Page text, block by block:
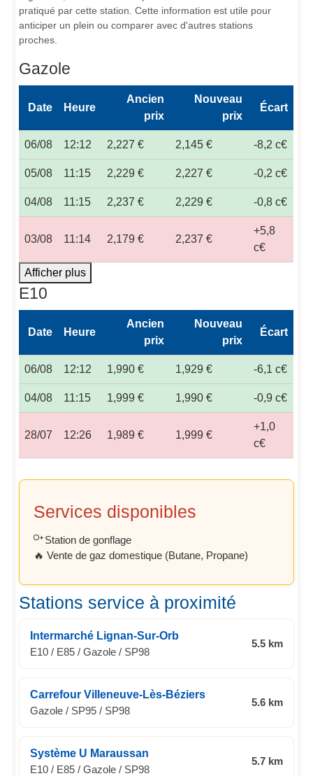
pratiqué par cette station. Cette information est utile pour
anticiper un plein ou comparer avec d'autres stations
proches.
Gazole
Date Heure
Ancien
prix
Nouveau
prix
Écart
06/08 12:12 2,227 € 2,145 € -8,2 c€
05/08 11:15 2,229 € 2,227 € -0,2 c€
04/08 11:15 2,237 € 2,229 € -0,8 c€
03/08 11:14 2,179 € 2,237 €
+5,8
c€
Afficher plus
E10
Date Heure
Ancien
prix
Nouveau
prix
Écart
06/08 12:12 1,990 € 1,929 € -6,1 c€
04/08 11:15 1,999 € 1,990 € -0,9 c€
28/07 12:26 1,989 € 1,999 €
+1,0
c€
Services disponibles
Station de gonflage
🔥 Vente de gaz domestique (Butane, Propane)
Stations service à proximité
Intermarché Lignan-Sur-Orb
E10 / E85 / Gazole / SP98
5.5 km
Carrefour Villeneuve-Lès-Béziers
Gazole / SP95 / SP98
5.6 km
Système U Maraussan
E10 / E85 / Gazole / SP98
5.7 km